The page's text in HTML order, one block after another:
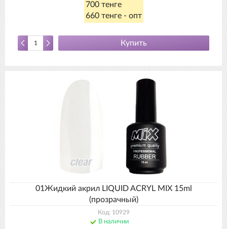
700 тенге
660 тенге - опт
Купить
01Жидкий акрил LIQUID ACRYL MIX 15ml
(прозрачный)
Код: 10929
В наличии